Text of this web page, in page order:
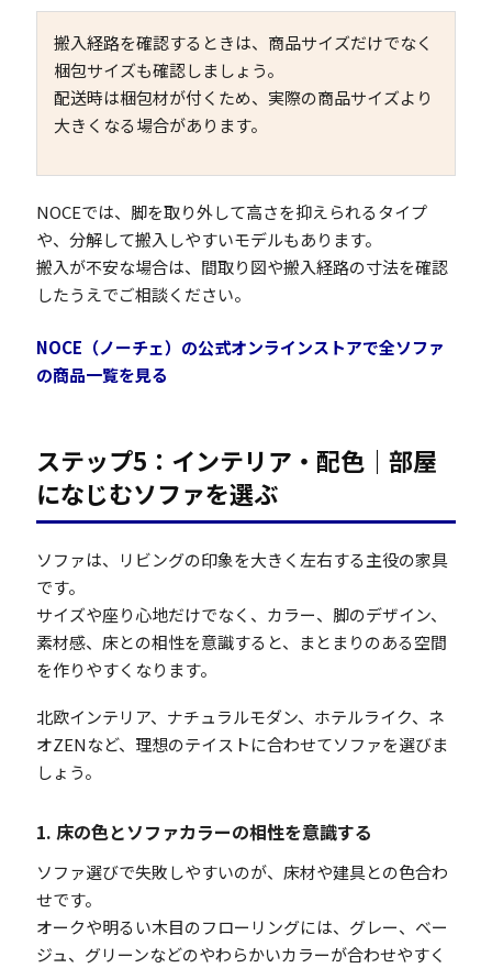
搬入経路を確認するときは、商品サイズだけでなく
梱包サイズも確認しましょう。
配送時は梱包材が付くため、実際の商品サイズより
大きくなる場合があります。
NOCEでは、脚を取り外して高さを抑えられるタイプ
や、分解して搬入しやすいモデルもあります。
搬入が不安な場合は、間取り図や搬入経路の寸法を確認
したうえでご相談ください。
NOCE（ノーチェ）の公式オンラインストアで全ソファ
の商品一覧を見る
ステップ5：インテリア・配色｜部屋
になじむソファを選ぶ
ソファは、リビングの印象を大きく左右する主役の家具
です。
サイズや座り心地だけでなく、カラー、脚のデザイン、
素材感、床との相性を意識すると、まとまりのある空間
を作りやすくなります。
北欧インテリア、ナチュラルモダン、ホテルライク、ネ
オZENなど、理想のテイストに合わせてソファを選びま
しょう。
1. 床の色とソファカラーの相性を意識する
ソファ選びで失敗しやすいのが、床材や建具との色合わ
せです。
オークや明るい木目のフローリングには、グレー、ベー
ジュ、グリーンなどのやわらかいカラーが合わせやすく